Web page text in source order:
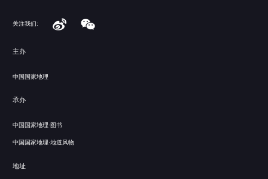
关注我们:
主办
中国国家地理
承办
中国国家地理·图书
中国国家地理·地道风物
地址